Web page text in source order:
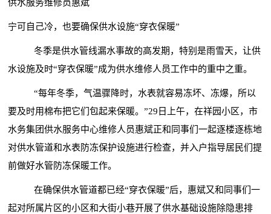
供水服务维修员惠斌
宁可自己冷，也要确保供水设施“穿衣保暖”
冬季是供水管线漏水事故的高发期，特别是雨雪天，让供
水设施及时“穿衣保暖”成为供水维修人员工作中的重中之重。
“每年冬季，气温骤降时，水表就容易冻坏、冻爆，所以
要及时用棉布把它们包起来保暖。”29日上午，在祥园小区，市
水务集团供水服务中心维修人员惠斌正和同事们一起逐楼逐栋地
对供水管道和水表防冻保护设施进行检查，并入户指导居民们提
前做好水管防冻保暖工作。
在确保供水管道都已经“穿衣保暖”后，惠斌又和同事们一
起对所属片区的小区和大街小巷开展了供水基础设施除隐患排